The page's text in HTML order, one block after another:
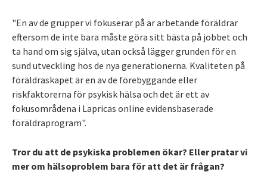
"En av de grupper vi fokuserar på är arbetande föräldrar
eftersom de inte bara måste göra sitt bästa på jobbet och
ta hand om sig själva, utan också lägger grunden för en
sund utveckling hos de nya generationerna. Kvaliteten på
föräldraskapet är en av de förebyggande eller
riskfaktorerna för psykisk hälsa och det är ett av
fokusområdena i Lapricas online evidensbaserade
föräldraprogram".
Tror du att de psykiska problemen ökar? Eller pratar vi
mer om hälsoproblem bara för att det är frågan?